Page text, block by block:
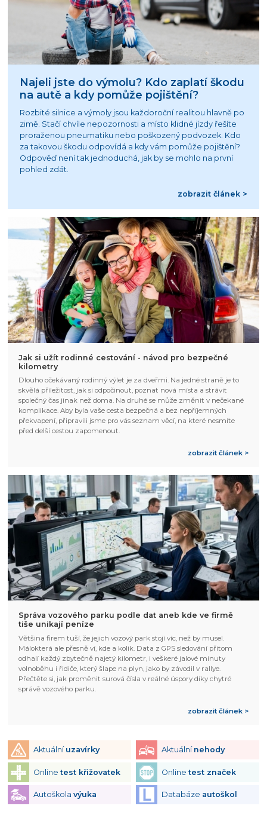
Najeli jste do výmolu? Kdo zaplatí škodu
na autě a kdy pomůže pojištění?
Rozbité silnice a výmoly jsou každoroční realitou hlavně po
zimě. Stačí chvíle nepozornosti a místo klidné jízdy řešíte
proraženou pneumatiku nebo poškozený podvozek. Kdo
za takovou škodu odpovídá a kdy vám pomůže pojištění?
Odpověď není tak jednoduchá, jak by se mohlo na první
pohled zdát.
zobrazit článek >
Jak si užít rodinné cestování - návod pro bezpečné
kilometry
Dlouho očekávaný rodinný výlet je za dveřmi. Na jedné straně je to
skvělá příležitost, jak si odpočinout, poznat nová místa a strávit
společný čas jinak než doma. Na druhé se může změnit v nečekané
komplikace. Aby byla vaše cesta bezpečná a bez nepříjemných
překvapení, připravili jsme pro vás seznam věcí, na které nesmíte
před delší cestou zapomenout.
zobrazit článek >
Správa vozového parku podle dat aneb kde ve firmě
tiše unikají peníze
Většina firem tuší, že jejich vozový park stojí víc, než by musel.
Málokterá ale přesně ví, kde a kolik. Data z GPS sledování přitom
odhalí každý zbytečně najetý kilometr, i veškeré jalové minuty
volnoběhu i řidiče, který šlape na plyn, jako by závodil v rallye.
Přečtěte si, jak proměnit surová čísla v reálné úspory díky chytré
správě vozového parku.
zobrazit článek >
Aktuální uzavírky Aktuální nehody
Onlinetest křižovatek Onlinetest značek
Autoškola výuka Databáze autoškol